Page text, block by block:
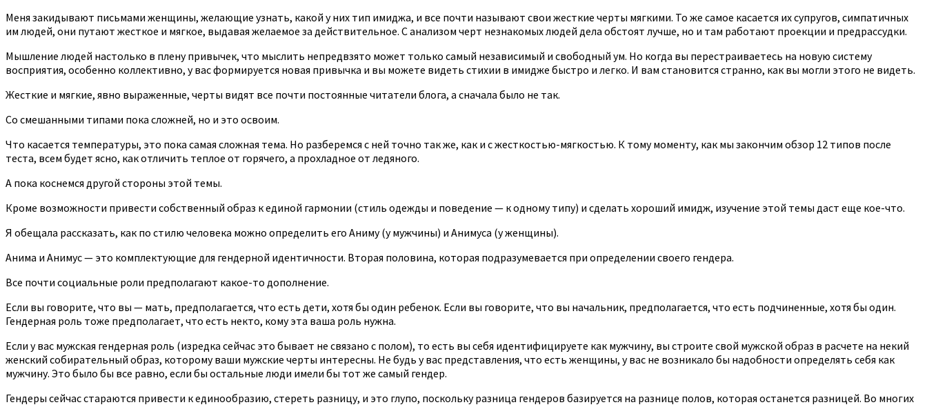
Меня закидывают письмами женщины, желающие узнать, какой у них тип имиджа, и все почти называют свои жесткие черты мягкими. То же самое касается их супругов, симпатичных
им людей, они путают жесткое и мягкое, выдавая желаемое за действительное. С анализом черт незнакомых людей дела обстоят лучше, но и там работают проекции и предрассудки.
Мышление людей настолько в плену привычек, что мыслить непредвзято может только самый независимый и свободный ум. Но когда вы перестраиваетесь на новую систему
восприятия, особенно коллективно, у вас формируется новая привычка и вы можете видеть стихии в имидже быстро и легко. И вам становится странно, как вы могли этого не видеть.
Жесткие и мягкие, явно выраженные, черты видят все почти постоянные читатели блога, а сначала было не так.
Со смешанными типами пока сложней, но и это освоим.
Что касается температуры, это пока самая сложная тема. Но разберемся с ней точно так же, как и с жесткостью-мягкостью. К тому моменту, как мы закончим обзор 12 типов после
теста, всем будет ясно, как отличить теплое от горячего, а прохладное от ледяного.
А пока коснемся другой стороны этой темы.
Кроме возможности привести собственный образ к единой гармонии (стиль одежды и поведение — к одному типу) и сделать хороший имидж, изучение этой темы даст еще кое-что.
Я обещала рассказать, как по стилю человека можно определить его Аниму (у мужчины) и Анимуса (у женщины).
Анима и Анимус — это комплектующие для гендерной идентичности. Вторая половина, которая подразумевается при определении своего гендера.
Все почти социальные роли предполагают какое-то дополнение.
Если вы говорите, что вы — мать, предполагается, что есть дети, хотя бы один ребенок. Если вы говорите, что вы начальник, предполагается, что есть подчиненные, хотя бы один.
Гендерная роль тоже предполагает, что есть некто, кому эта ваша роль нужна.
Если у вас мужская гендерная роль (изредка сейчас это бывает не связано с полом), то есть вы себя идентифицируете как мужчину, вы строите свой мужской образ в расчете на некий
женский собирательный образ, которому ваши мужские черты интересны. Не будь у вас представления, что есть женщины, у вас не возникало бы надобности определять себя как
мужчину. Это было бы все равно, если бы остальные люди имели бы тот же самый гендер.
Гендеры сейчас стараются привести к единообразию, стереть разницу, и это глупо, поскольку разница гендеров базируется на разнице полов, которая останется разницей. Во многих